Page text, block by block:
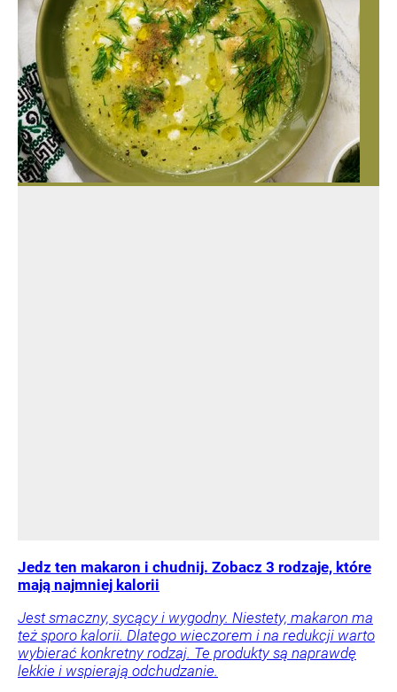
Jedz ten makaron i chudnij. Zobacz 3 rodzaje, które
mają najmniej kalorii
Jest smaczny, sycący i wygodny. Niestety, makaron ma
też sporo kalorii. Dlatego wieczorem i na redukcji warto
wybierać konkretny rodzaj. Te produkty są naprawdę
lekkie i wspierają odchudzanie.